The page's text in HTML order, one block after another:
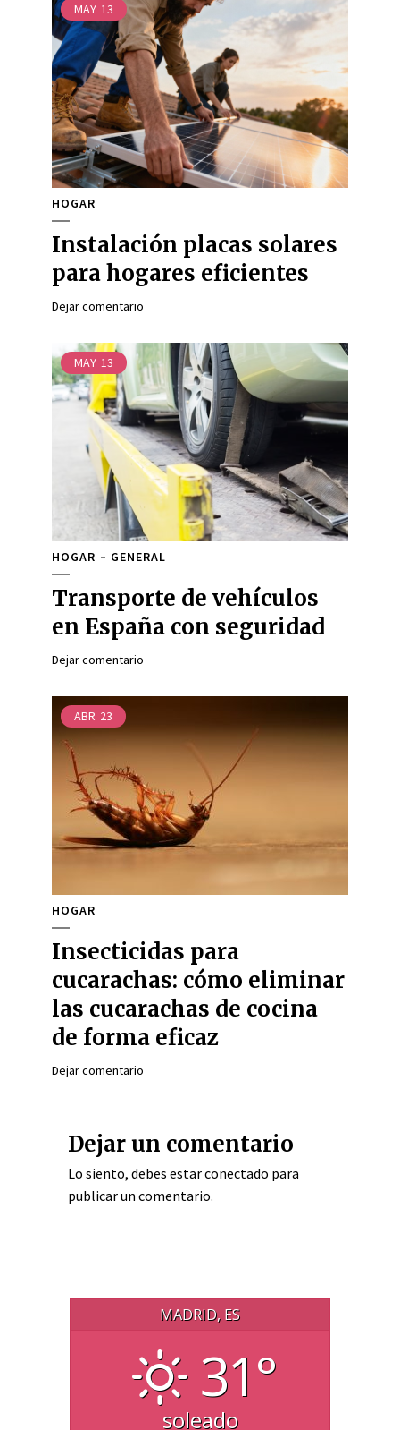
MAY 13
HOGAR
Instalación placas solares
para hogares eficientes
Dejar comentario
MAY 13
HOGAR GENERAL
Transporte de vehículos
en España con seguridad
Dejar comentario
ABR 23
HOGAR
Insecticidas para
cucarachas: cómo eliminar
las cucarachas de cocina
de forma eficaz
Dejar comentario
Dejar un comentario
Lo siento, debes estarconectado para
publicar un comentario.
MADRID, ES
31°
soleado